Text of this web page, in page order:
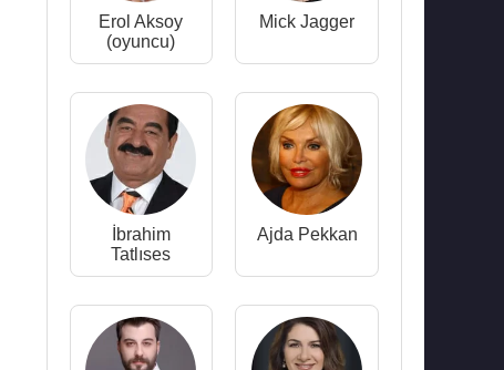
Erol Aksoy
(oyuncu)
Mick Jagger
İbrahim
Tatlıses
Ajda Pekkan